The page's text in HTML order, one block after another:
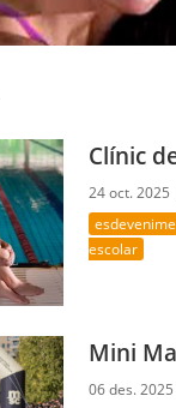
Clínic
24 oct. 2025
escolar
Mini
06 des.